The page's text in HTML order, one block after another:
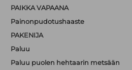
PAIKKA VAPAANA
Painonpudotushaaste
PAKENIJA
Paluu
Paluu puolen hehtaarin metsään